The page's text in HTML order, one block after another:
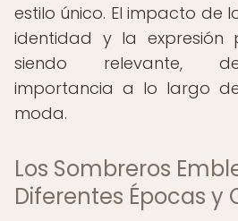
estilo único. El impacto de
identidad y la expresión
siendo relevante,
importancia a lo largo
moda.
Los Sombreros
Diferentes Épocas y